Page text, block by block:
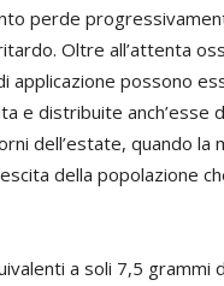
perde
Oltre all’attenta
applicazione possono
e distribuite anch’esse
dell’estate, quando la
della popolazione
a soli 7,5 grammi